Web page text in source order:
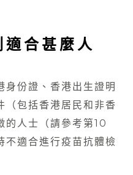
合甚麼人
身份證、香港出生證明
（包括香港居民和非香
的人士（請參考第10
不適合進行疫苗抗體檢